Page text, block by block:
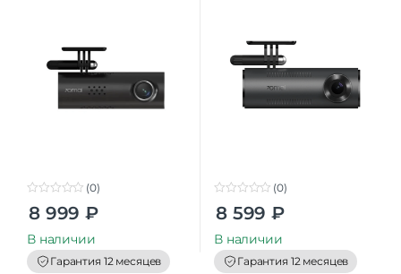
o
t
o
f
5
(0)
8 999 ₽
В наличии
Гарантия 12 месяцев
o
t
o
f
5
(0)
8 599 ₽
В наличии
Гарантия 12 месяцев